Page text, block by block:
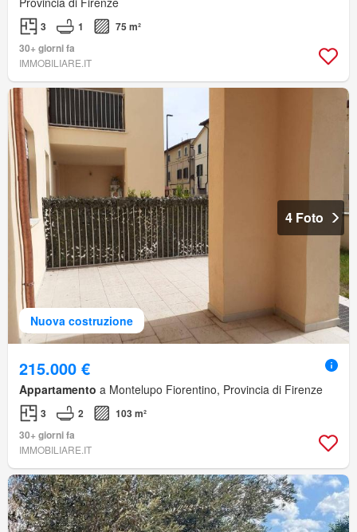
3 1
75 m²
30+ giorni fa
IMMOBILIARE.IT
Nuova costruzione
4 Foto
215.000 €
Appartamento a Montelupo Fiorentino, Provincia di Firenze
3 2
103 m²
30+ giorni fa
IMMOBILIARE.IT